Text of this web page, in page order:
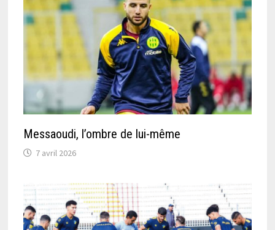
Messaoudi, l’ombre de lui-même
7 avril 2026